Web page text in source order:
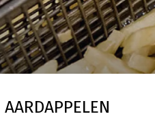
AARDAPPELEN